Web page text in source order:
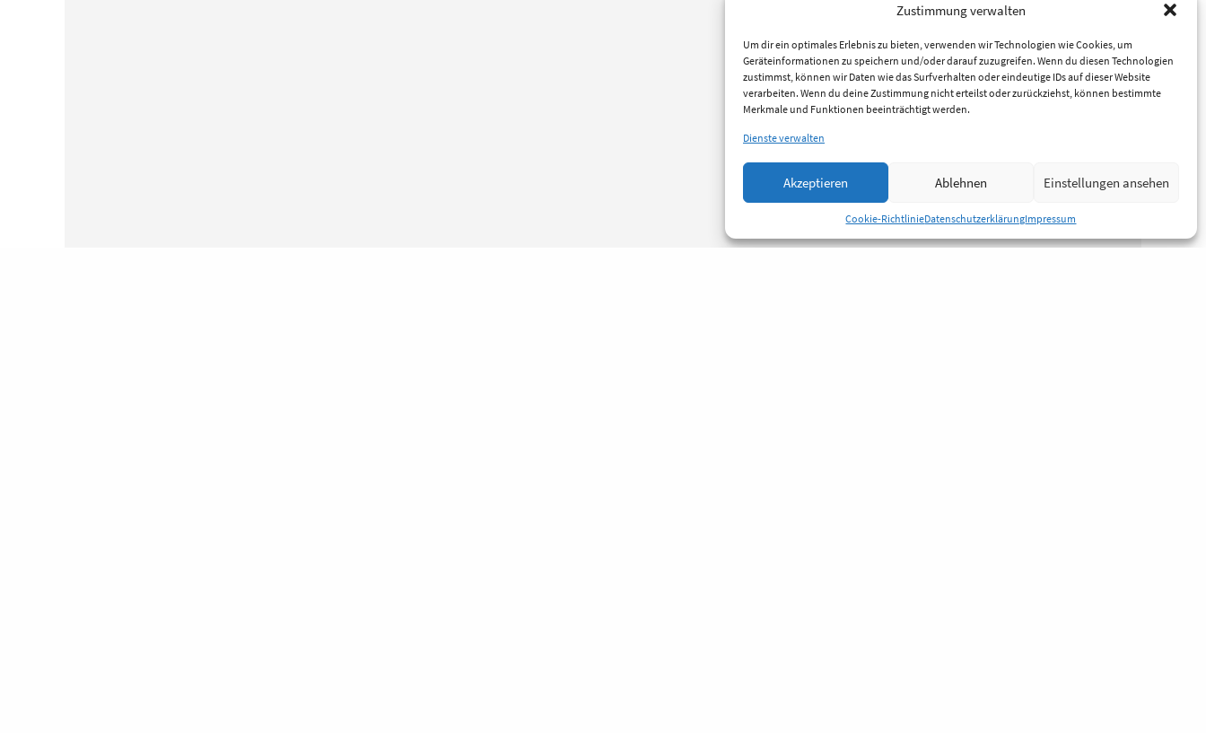
Zustimmung verwalten
Um dir ein optimales Erlebnis zu bieten, verwenden wir Technologien wie Cookies, um
Geräteinformationen zu speichern und/oder darauf zuzugreifen. Wenn du diesen Technologien
zustimmst, können wir Daten wie das Surfverhalten oder eindeutige IDs auf dieser Website
verarbeiten. Wenn du deine Zustimmung nicht erteilst oder zurückziehst, können bestimmte
Merkmale und Funktionen beeinträchtigt werden.
Dienste verwalten
Akzeptieren Ablehnen Einstellungen ansehen
Cookie-RichtlinieDatenschutzerklärungImpressum